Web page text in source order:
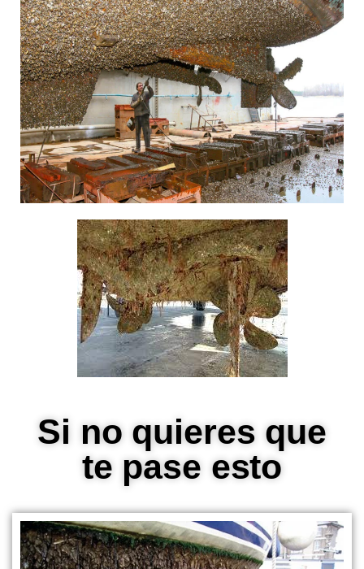
Si no quieres que
te pase esto